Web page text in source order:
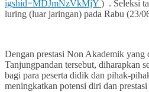
igshid=MDJmNzVkMjY ) . Seleksi
luring (luar jaringan) pada Rabu (23/
Dengan prestasi Non Akademik
Tanjungpandan tersebut, diharapkan
bagi para peserta didik dan pihak-
meningkatkan potensi diri dan